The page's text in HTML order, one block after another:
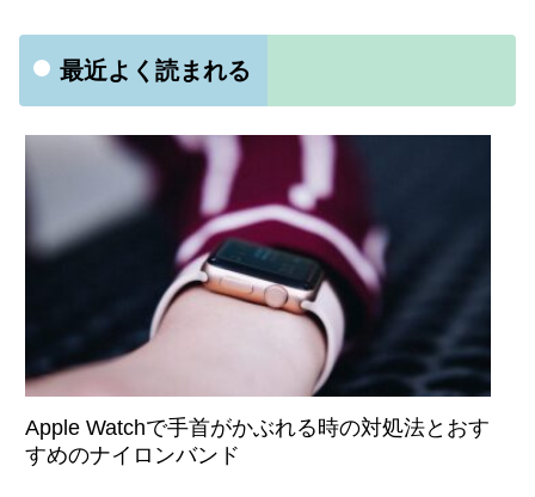
最近よく読まれる
Apple Watchで手首がかぶれる時の対処法とおす
すめのナイロンバンド